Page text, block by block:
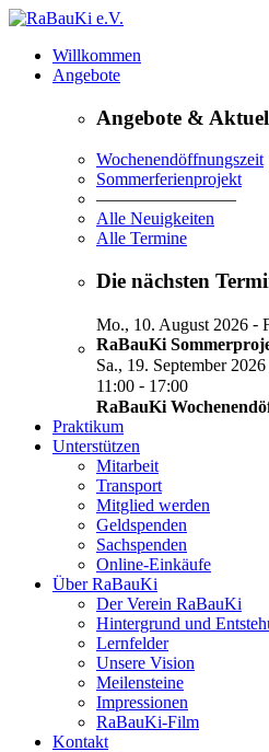
Willkommen
Angebote
Angebote &
Wochenendöffnungszeit
Sommerferienprojekt
————————
Alle Neuigkeiten
Alle Termine
Die nächsten
Mo., 10. August 2026 -
RaBauKi
Sa., 19. September 2026
11:00 - 17:00
RaBauKi
Praktikum
Unterstützen
Mitarbeit
Transport
Mitglied werden
Geldspenden
Sachspenden
Online-Einkäufe
Über RaBauKi
Der Verein RaBauKi
Hintergrund und
Lernfelder
Unsere Vision
Meilensteine
Impressionen
RaBauKi-Film
Kontakt